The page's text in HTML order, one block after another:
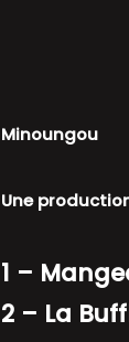
Minoungou
Une
1 –
2 – La